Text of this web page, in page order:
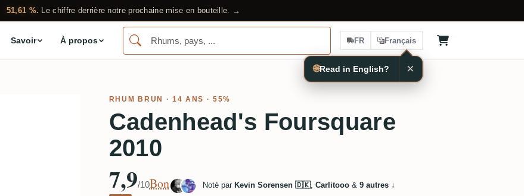
51,61 %. Le chiffre derrière notre prochaine mise en bouteille. →
Savoir À propos FR Français
RHUM BRUN · 14 ANS · 55%
Cadenhead's Foursquare
2010
7,9/10Bon Noté par Kevin Sorensen 🇩🇰, Carlitooo& 9 autres↓
🌐Read in English? ×